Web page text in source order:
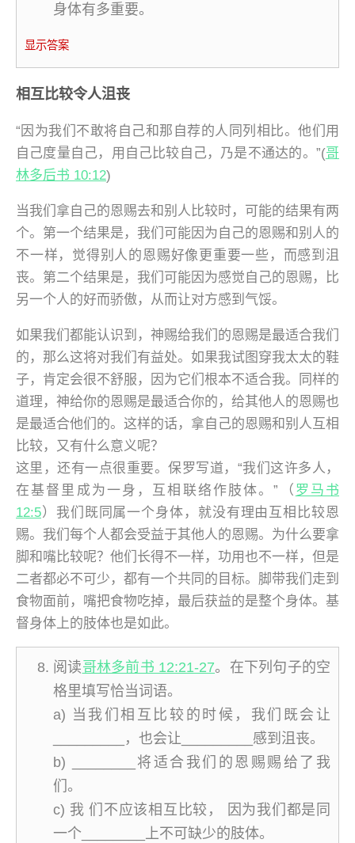
身体有多重要。
显示答案
相互比较令人沮丧
“因为我们不敢将自己和那自荐的人同列相比。他们用
自己度量自己，用自己比较自己，乃是不通达的。”(哥
林多后书 10:12)
当我们拿自己的恩赐去和别人比较时，可能的结果有两
个。第一个结果是，我们可能因为自己的恩赐和别人的
不一样，觉得别人的恩赐好像更重要一些，而感到沮
丧。第二个结果是，我们可能因为感觉自己的恩赐，比
另一个人的好而骄傲，从而让对方感到气馁。
如果我们都能认识到，神赐给我们的恩赐是最适合我们
的，那么这将对我们有益处。如果我试图穿我太太的鞋
子，肯定会很不舒服，因为它们根本不适合我。同样的
道理，神给你的恩赐是最适合你的，给其他人的恩赐也
是最适合他们的。这样的话，拿自己的恩赐和别人互相
比较，又有什么意义呢？
这里，还有一点很重要。保罗写道，“我们这许多人，
在基督里成为一身，互相联络作肢体。”（ 罗马书
12:5）我们既同属一个身体，就没有理由互相比较恩
赐。我们每个人都会受益于其他人的恩赐。为什么要拿
脚和嘴比较呢？他们长得不一样，功用也不一样，但是
二者都必不可少，都有一个共同的目标。脚带我们走到
食物面前，嘴把食物吃掉，最后获益的是整个身体。基
督身体上的肢体也是如此。
阅读哥林多前书 12:21-27。在下列句子的空
格里填写恰当词语。
a) 当我们相互比较的时候，我们既会让
_________，也会让_________感到沮丧。
b) ________将适合我们的恩赐赐给了我
们。
c) 我 们不应该相互比较， 因为我们都是同
一个________上不可缺少的肢体。